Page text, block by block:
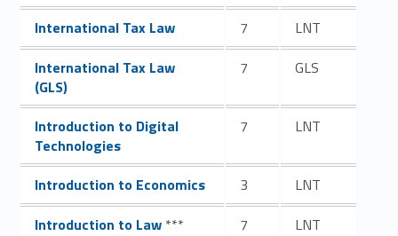
Link identifier #identifier__10705-44
International Tax Law 7
LNT
Link identifier #identifier__27001-45
International Tax Law
(GLS)
7 GLS
Link identifier #identifier__167540-46
Introduction to Digital
Technologies
7 LNT
Link identifier #identifier__180332-47
Introduction to Economics 3
LNT
Link identifier #identifier__13295-48
Introduction to Law*** 7
LNT